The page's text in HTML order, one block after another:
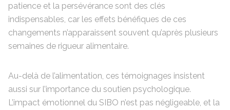
patience et la persévérance sont des clés
indispensables, car les effets bénéfiques de ces
changements n’apparaissent souvent qu’après plusieurs
semaines de rigueur alimentaire.
Au-delà de l’alimentation, ces témoignages insistent
aussi sur l’importance du soutien psychologique.
L’impact émotionnel du SIBO n’est pas négligeable, et la